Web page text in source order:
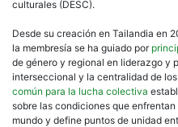
culturales (DESC).
Desde su creación en Tailandia en
la membresía se ha guiado por
de género y regional en liderazgo y
interseccional y la centralidad de
común para la lucha colectiva
sobre las condiciones que
mundo y define puntos de unidad